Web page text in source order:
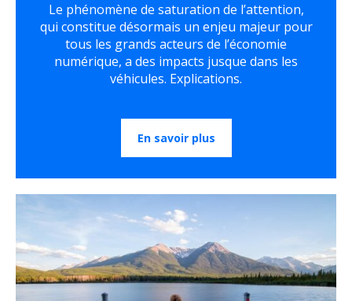
Le phénomène de saturation de l’attention,
qui constitue désormais un enjeu majeur pour
tous les grands acteurs de l’économie
numérique, a des impacts jusque dans les
véhicules. Explications.
En savoir plus